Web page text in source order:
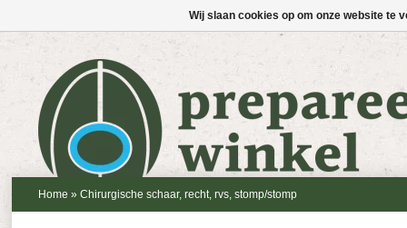
Home » Chirurgische schaar, recht, rvs, stomp/stomp
Wij slaan cookies op om onze website te